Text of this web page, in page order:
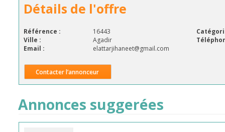
Détails de l'offre
Référence : 16443
Ville :
Agadir
Email :
elattarjihaneet@gmail.com
Contacter l’annonceur
Annonces suggerées